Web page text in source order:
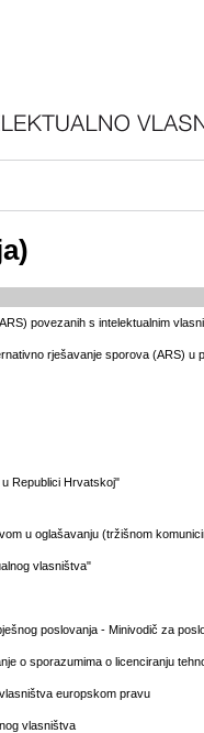
povezanih s intelektualnim
rješavanje sporova (ARS) u
Republici Hrvatskoj"
u oglašavanju (tržišnom
vlasništva"
poslovanja - Minivodič za
o sporazumima o licenciranju
europskom pravu
vlasništva